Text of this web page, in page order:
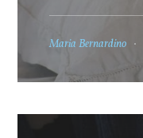
Maria Bernardino